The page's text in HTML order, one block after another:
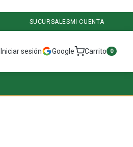
SUCURSALESMI CUENTA
Iniciar sesión Google Carrito 0